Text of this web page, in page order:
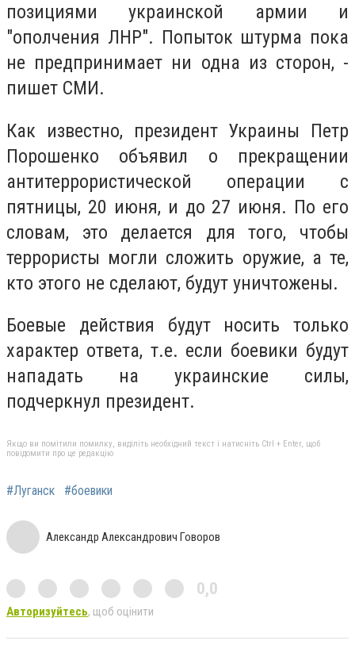
позициями украинской армии и
"ополчения ЛНР". Попыток штурма пока
не предпринимает ни одна из сторон, -
пишет СМИ.
Как известно, президент Украины Петр
Порошенко объявил о прекращении
антитеррористической операции с
пятницы, 20 июня, и до 27 июня. По его
словам, это делается для того, чтобы
террористы могли сложить оружие, а те,
кто этого не сделают, будут уничтожены.
Боевые действия будут носить только
характер ответа, т.е. если боевики будут
нападать на украинские силы,
подчеркнул президент.
Якщо ви помітили помилку, виділіть необхідний текст і натисніть Ctrl + Enter, щоб
повідомити про це редакцію
#Луганск #боевики
Александр Александрович Говоров
0,0
Авторизуйтесь, щоб оцінити